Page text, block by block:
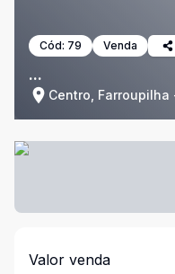
Cód: 79 Venda
...
Centro, Farroupilha
Valor venda